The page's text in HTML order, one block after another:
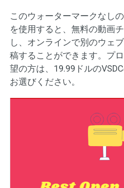
このウォーターマークなし
を使用すると、無料の動画
し、オンラインで別のウェ
稿することができます。プ
望の方は、19.99ドルの
お選びください。